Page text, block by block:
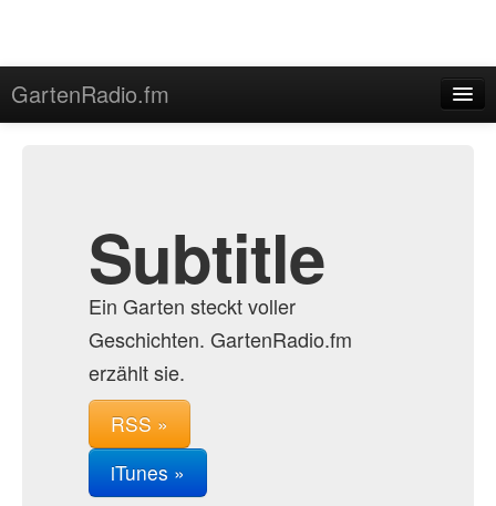
GartenRadio.fm
Subtitle
Ein Garten steckt voller
Geschichten. GartenRadio.fm
erzählt sie.
RSS »
iTunes »